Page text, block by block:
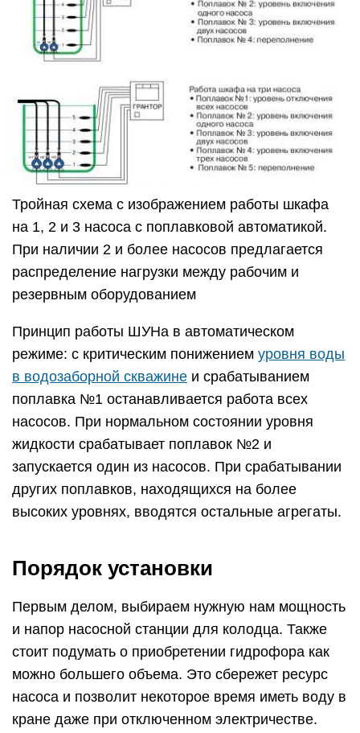
Тройная схема с изображением работы шкафа
на 1, 2 и 3 насоса с поплавковой автоматикой.
При наличии 2 и более насосов предлагается
распределение нагрузки между рабочим и
резервным оборудованием
Принцип работы ШУНа в автоматическом
режиме: с критическим понижением уровня воды
в водозаборной скважине и срабатыванием
поплавка №1 останавливается работа всех
насосов. При нормальном состоянии уровня
жидкости срабатывает поплавок №2 и
запускается один из насосов. При срабатывании
других поплавков, находящихся на более
высоких уровнях, вводятся остальные агрегаты.
Порядок установки
Первым делом, выбираем нужную нам мощность
и напор насосной станции для колодца. Также
стоит подумать о приобретении гидрофора как
можно большего объема. Это сбережет ресурс
насоса и позволит некоторое время иметь воду в
кране даже при отключенном электричестве.